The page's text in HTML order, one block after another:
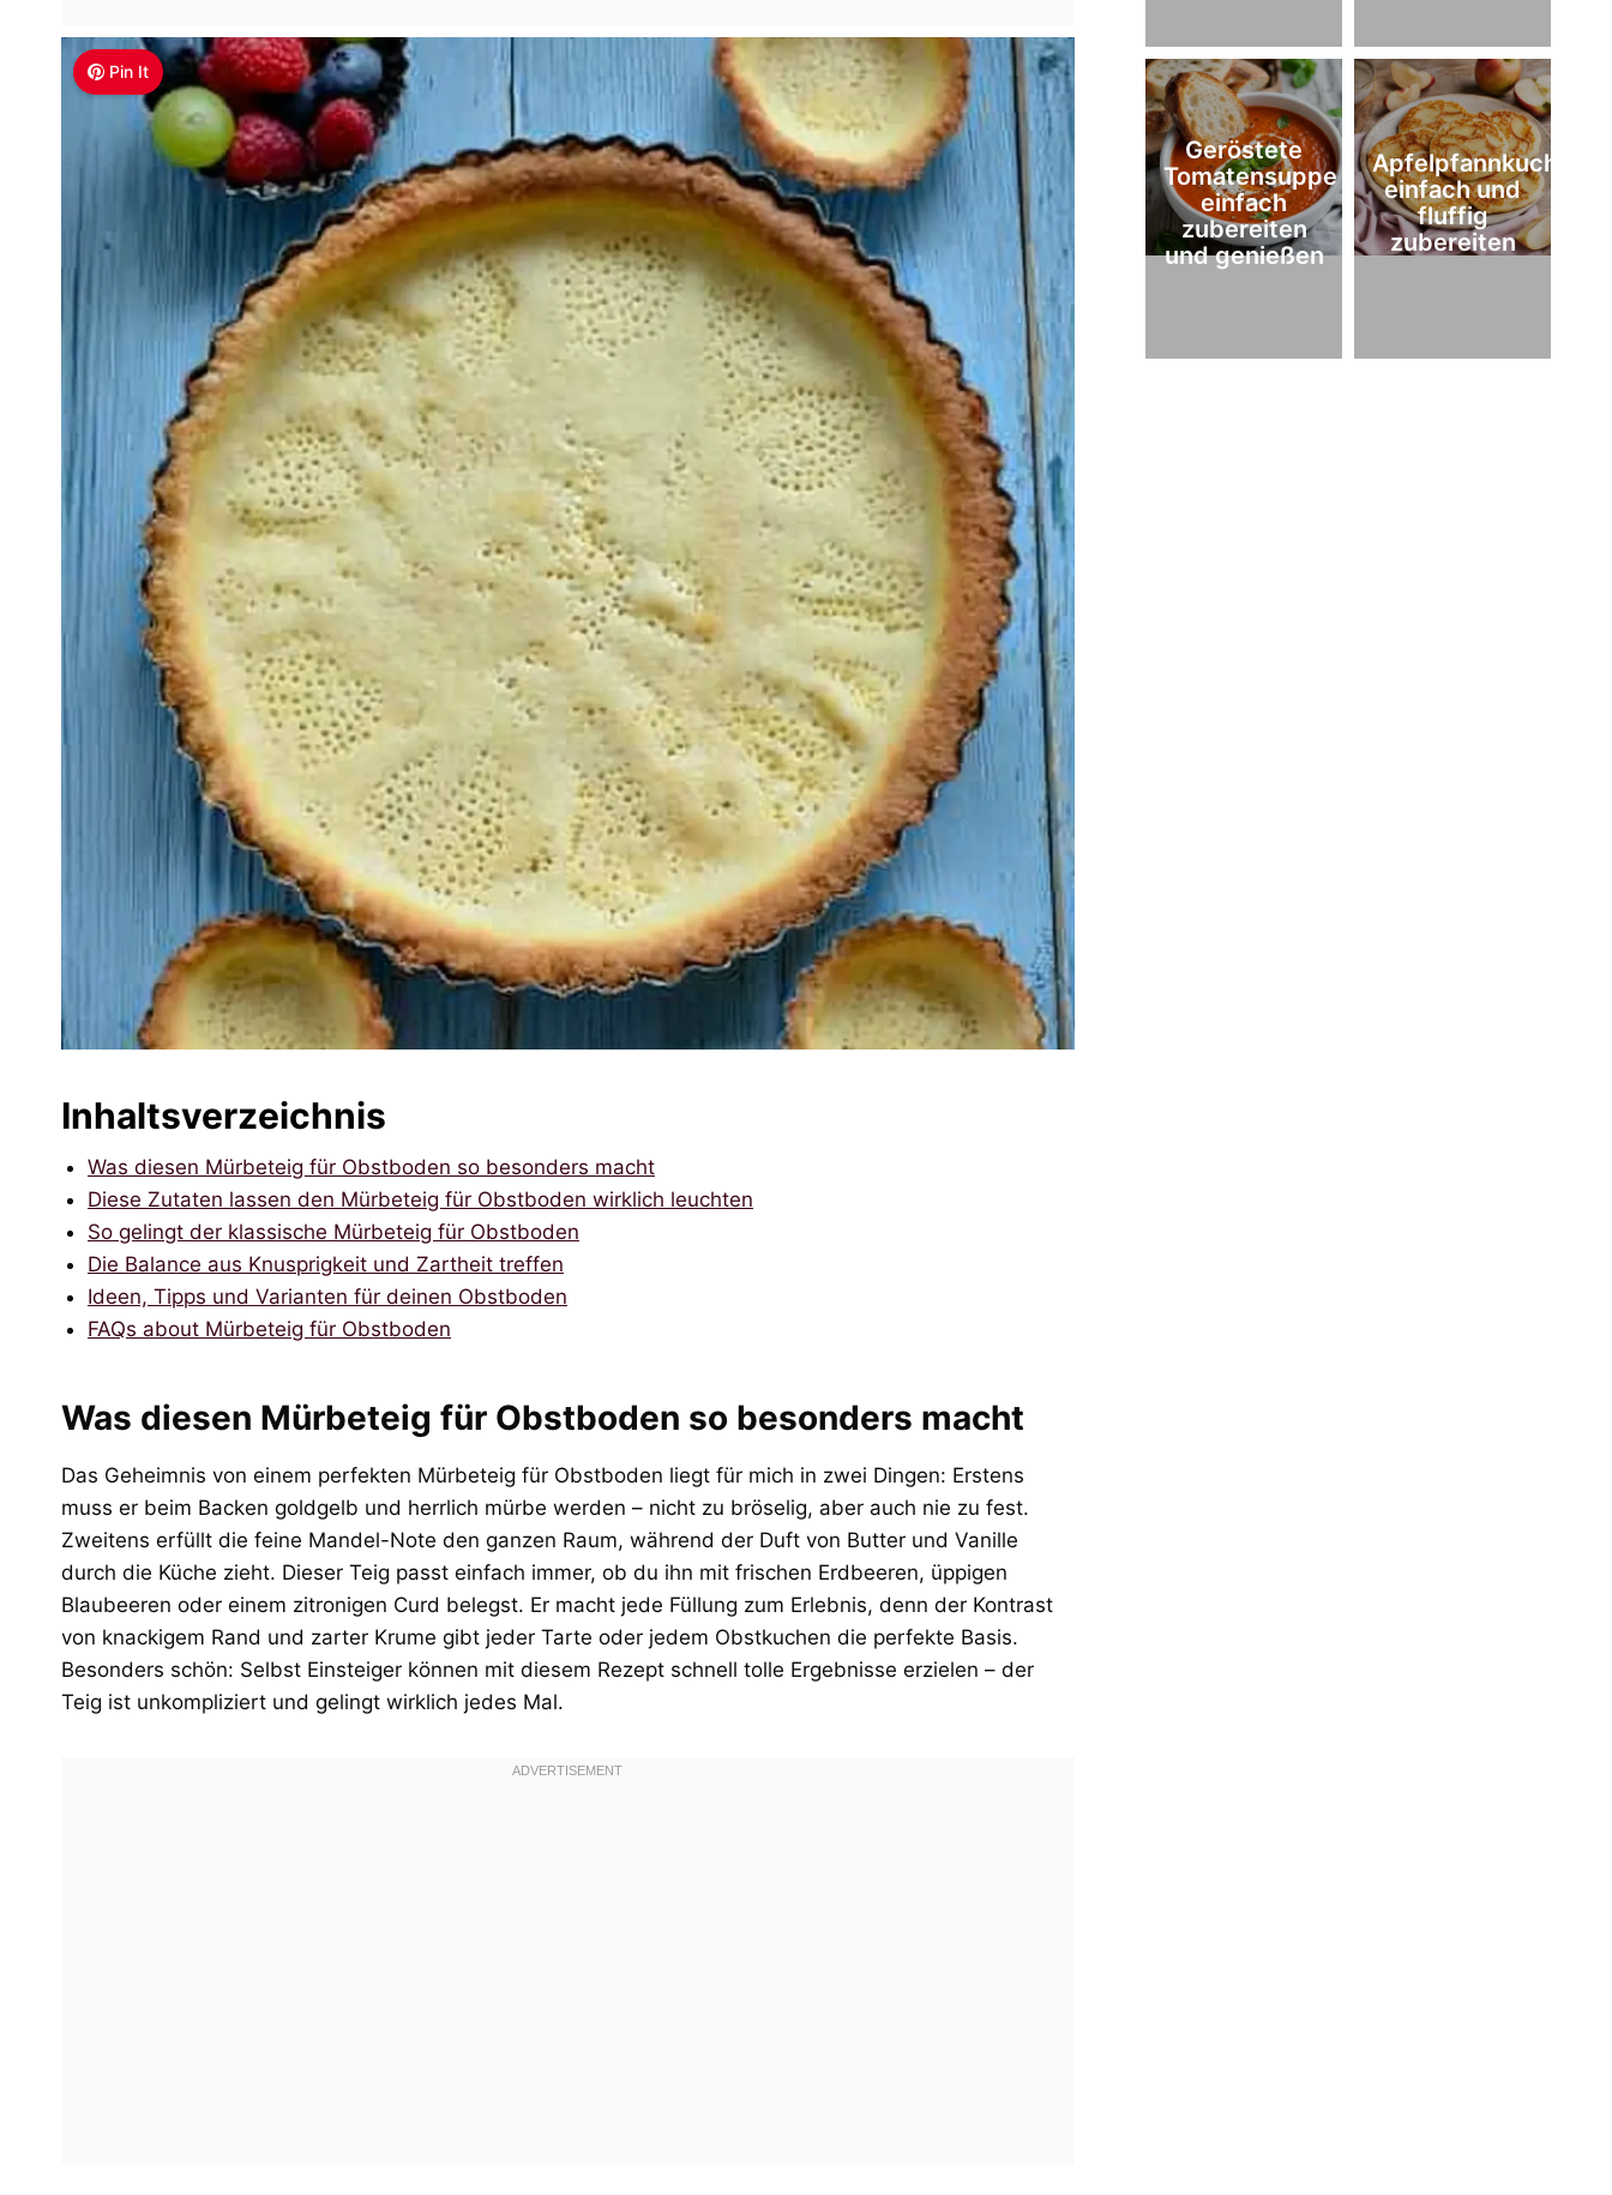
Pin It
Inhaltsverzeichnis
Was diesen Mürbeteig für Obstboden so besonders macht
Diese Zutaten lassen den Mürbeteig für Obstboden wirklich leuchten
So gelingt der klassische Mürbeteig für Obstboden
Die Balance aus Knusprigkeit und Zartheit treffen
Ideen, Tipps und Varianten für deinen Obstboden
FAQs about Mürbeteig für Obstboden
Was diesen Mürbeteig für Obstboden so besonders macht
Das Geheimnis von einem perfekten Mürbeteig für Obstboden liegt für mich in zwei Dingen: Erstens
muss er beim Backen goldgelb und herrlich mürbe werden – nicht zu bröselig, aber auch nie zu fest.
Zweitens erfüllt die feine Mandel-Note den ganzen Raum, während der Duft von Butter und Vanille
durch die Küche zieht. Dieser Teig passt einfach immer, ob du ihn mit frischen Erdbeeren, üppigen
Blaubeeren oder einem zitronigen Curd belegst. Er macht jede Füllung zum Erlebnis, denn der Kontrast
von knackigem Rand und zarter Krume gibt jeder Tarte oder jedem Obstkuchen die perfekte Basis.
Besonders schön: Selbst Einsteiger können mit diesem Rezept schnell tolle Ergebnisse erzielen – der
Teig ist unkompliziert und gelingt wirklich jedes Mal.
Geröstete
Tomatensuppe
einfach
zubereiten
und genießen
Apfelpfannkuchen
einfach und
fluffig
zubereiten